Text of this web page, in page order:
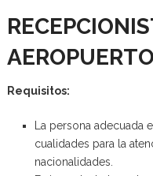
AEROPUERTO
Requisitos:
La persona adecuada
cualidades para la
nacionalidades.